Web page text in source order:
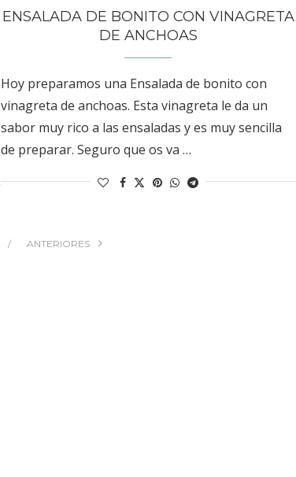
ENSALADA DE BONITO CON VINAGRETA
DE ANCHOAS
Hoy preparamos una Ensalada de bonito con
vinagreta de anchoas. Esta vinagreta le da un
sabor muy rico a las ensaladas y es muy sencilla
de preparar. Seguro que os va …
ANTERIORES